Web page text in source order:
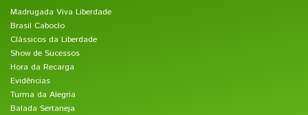
Madrugada Viva Liberdade
Brasil Caboclo
Clássicos da Liberdade
Show de Sucessos
Hora da Recarga
Evidências
Turma da Alegria
Balada Sertaneja